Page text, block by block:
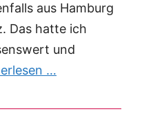
aus Hamburg
Das hatte ich
und
…